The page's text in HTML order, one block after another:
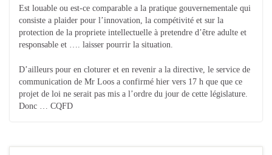
Est louable ou est-ce comparable a la pratique gouvernementale qui
consiste a plaider pour l’innovation, la compétivité et sur la
protection de la propriete intellectuelle à pretendre d’être adulte et
responsable et …. laisser pourrir la situation.
D’ailleurs pour en cloturer et en revenir a la directive, le service de
communication de Mr Loos a confirmé hier vers 17 h que que ce
projet de loi ne serait pas mis a l’ordre du jour de cette législature.
Donc … CQFD